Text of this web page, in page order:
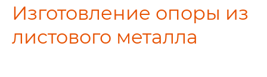
Изготовление опоры из
листового металла